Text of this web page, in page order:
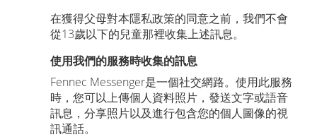
在獲得父母對本隱私政策的同意之前，我們不會
從13歲以下的兒童那裡收集上述訊息。
使用我們的服務時收集的訊息
Fennec Messenger是一個社交網路。使用此服務
時，您可以上傳個人資料照片，發送文字或語音
訊息，分享照片以及進行包含您的個人圖像的視
訊通話。